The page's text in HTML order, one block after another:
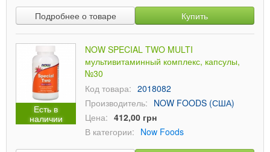
Подробнее о товаре Купить
Есть в
наличии
NOW SPECIAL TWO MULTI
мультивитаминный комплекс, капсулы,
№30
Код товара: 2018082
Производитель: NOW FOODS (США)
Цена: 412,00 грн
В категории: Now Foods